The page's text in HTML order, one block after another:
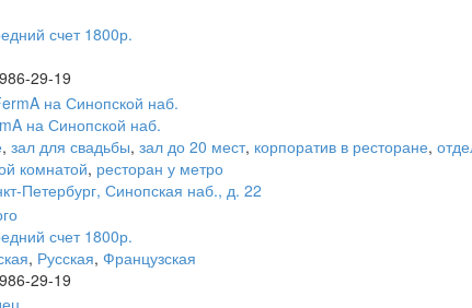
счет 1800р.
29-19
на Синопской наб.
, зал для свадьбы, зал до 20 мест, корпоратив в ресторане,
комнатой, ресторан у метро
Петербург, Синопская наб., д. 22
счет 1800р.
, Русская, Французская
29-19